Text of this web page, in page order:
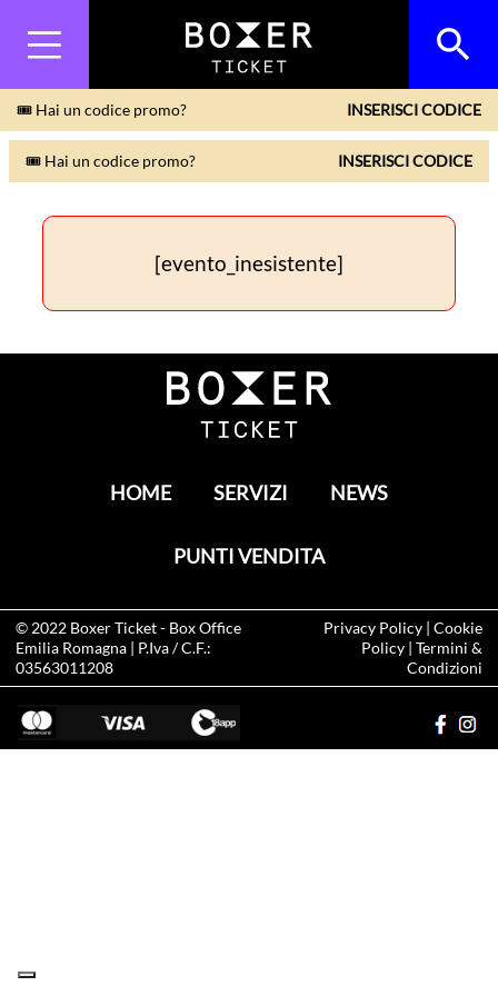
🎟 Hai un codice promo? INSERISCI CODICE
🎟 Hai un codice promo? INSERISCI CODICE
[evento_inesistente]
HOME SERVIZI NEWS
PUNTI VENDITA
© 2022 Boxer Ticket- Box Office
Emilia Romagna | P.Iva / C.F.:
03563011208
Privacy Policy| Cookie
Policy| Termini &
Condizioni